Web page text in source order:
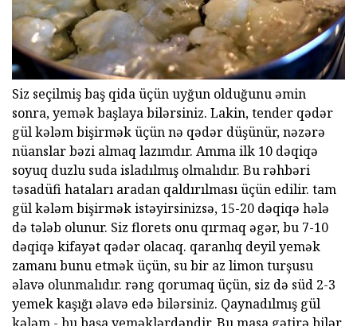
Siz seçilmiş baş qida üçün uyğun olduğunu əmin
sonra, yemək başlaya bilərsiniz. Lakin, tender qədər
gül kələm bişirmək üçün nə qədər düşünür, nəzərə
nüanslar bəzi almaq lazımdır. Amma ilk 10 dəqiqə
soyuq duzlu suda isladılmış olmalıdır. Bu rəhbəri
təsadüfi hataları aradan qaldırılması üçün edilir. tam
gül kələm bişirmək istəyirsinizsə, 15-20 dəqiqə hələ
də tələb olunur. Siz florets onu qırmaq əgər, bu 7-10
dəqiqə kifayət qədər olacaq. qaranlıq deyil yemək
zamanı bunu etmək üçün, su bir az limon turşusu
əlavə olunmalıdır. rəng qorumaq üçün, siz də süd 2-3
yemek kaşığı əlavə edə bilərsiniz. Qaynadılmış gül